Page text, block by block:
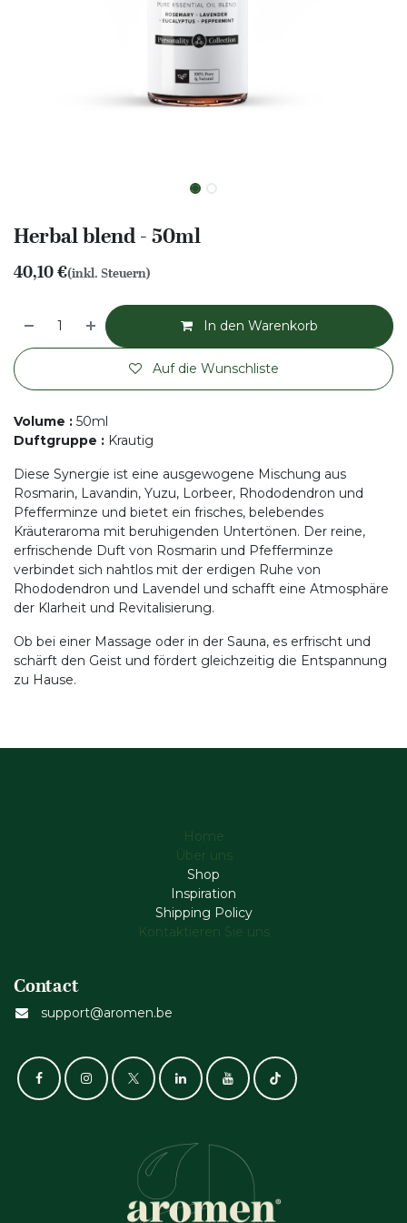
Herbal blend - 50ml
40,10€(inkl. Steuern)
In den Warenkorb
Auf die Wunschliste
Volume : 50ml
Duftgruppe : Krautig
Diese Synergie ist eine ausgewogene Mischung aus
Rosmarin, Lavandin, Yuzu, Lorbeer, Rhododendron und
Pfefferminze und bietet ein frisches, belebendes
Kräuteraroma mit beruhigenden Untertönen. Der reine,
erfrischende Duft von Rosmarin und Pfefferminze
verbindet sich nahtlos mit der erdigen Ruhe von
Rhododendron und Lavendel und schafft eine Atmosphäre
der Klarheit und Revitalisierung.
Ob bei einer Massage oder in der Sauna, es erfrischt und
schärft den Geist und fördert gleichzeitig die Entspannung
zu Hause.
Home
Über uns
Shop
Inspiration
Shipping Policy
Kontaktieren Sie uns
Contact
support@aromen.be